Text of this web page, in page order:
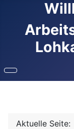
Aktuelle Seite: